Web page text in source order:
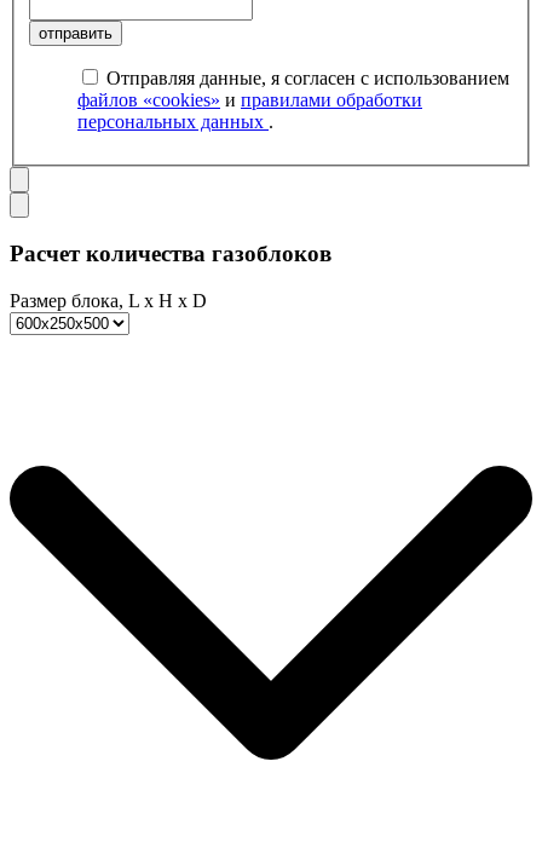
отправить
Отправляя данные, я согласен с использованием
файлов «cookies» и правилами обработки
персональных данных .
Расчет количества газоблоков
Размер блока, L x H x D